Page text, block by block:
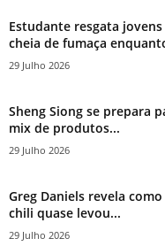
Estudante resgata
cheia de fumaça
29 Julho 2026
Sheng Siong se prepara
mix de produtos...
29 Julho 2026
Greg Daniels revela
chili quase levou...
29 Julho 2026